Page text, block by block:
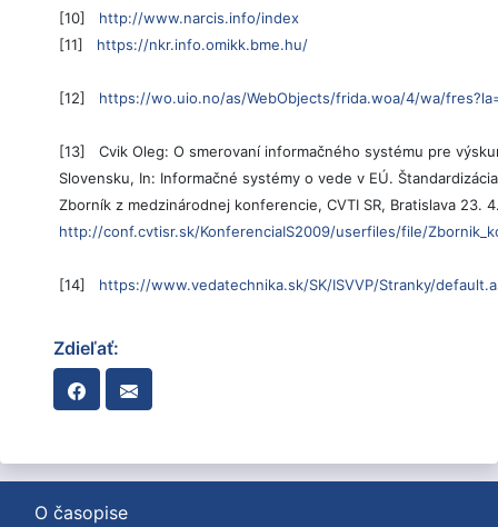
[10] http://www.narcis.info/index
[11] https://nkr.info.omikk.bme.hu/
[12] https://wo.uio.no/as/WebObjects/frida.woa/4/wa/
[13] Cvik Oleg: O smerovaní informačného systému pre
Slovensku, In: Informačné systémy o vede v EÚ.
Zborník z medzinárodnej konferencie, CVTI SR, Bratislava 23.
http://conf.cvtisr.sk/KonferenciaIS2009/userfiles/file/
[14] https://www.vedatechnika.sk/SK/ISVVP/Stranky/
Zdieľať:
O časopise